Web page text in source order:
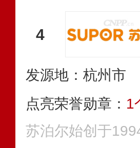
4
发源地：杭州市
点亮荣誉勋章： 1
苏泊尔始创于